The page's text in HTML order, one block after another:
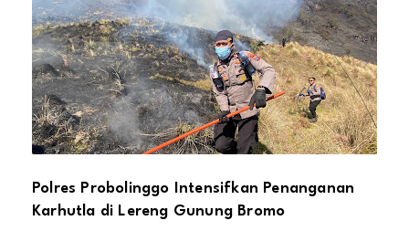
Polres Probolinggo Intensifkan Penanganan
Karhutla di Lereng Gunung Bromo